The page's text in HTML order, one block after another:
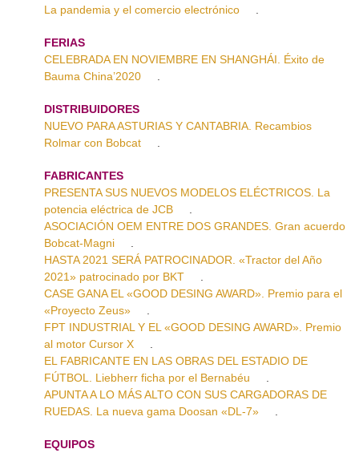
La pandemia y el comercio electrónico
FERIAS
CELEBRADA EN NOVIEMBRE EN SHANGHÁI. Éxito de
Bauma China’2020
DISTRIBUIDORES
NUEVO PARA ASTURIAS Y CANTABRIA. Recambios
Rolmar con Bobcat
FABRICANTES
PRESENTA SUS NUEVOS MODELOS ELÉCTRICOS. La
potencia eléctrica de JCB
ASOCIACIÓN OEM ENTRE DOS GRANDES. Gran acuerdo
Bobcat-Magni
HASTA 2021 SERÁ PATROCINADOR. «Tractor del Año
2021» patrocinado por BKT
CASE GANA EL «GOOD DESING AWARD». Premio para el
«Proyecto Zeus»
FPT INDUSTRIAL Y EL «GOOD DESING AWARD». Premio
al motor Cursor X
EL FABRICANTE EN LAS OBRAS DEL ESTADIO DE
FÚTBOL. Liebherr ficha por el Bernabéu
APUNTA A LO MÁS ALTO CON SUS CARGADORAS DE
RUEDAS. La nueva gama Doosan «DL-7»
EQUIPOS